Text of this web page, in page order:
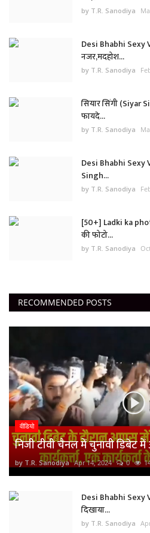
by T.R. Sanodiya
Desi Bhabhi Sexy
नजर,मदहोश...
by T.R. Sanodiya
सियार सिंगी (Siyar
फायदे...
by T.R. Sanodiya
Desi Bhabhi Sexy
Singh...
by T.R. Sanodiya
[50+] Ladki ka
की फोटो...
by T.R. Sanodiya
RECOMMENDED POSTS
वीडियो
निजी टीवी चैनल में चुनावी डिबेट
by T.R. Sanodiya Apr 14, 2024 0
Desi Bhabhi Sexy
दिखाया...
by T.R. Sanodiya